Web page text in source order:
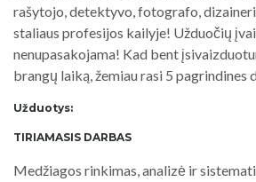
rašytojo, detektyvo, fotografo,
staliaus profesijos kailyje! Užduočių
nenupasakojama! Kad bent
brangų laiką, žemiau rasi 5 pagrindines
Užduotys:
TIRIAMASIS DARBAS
Medžiagos rinkimas, analizė ir